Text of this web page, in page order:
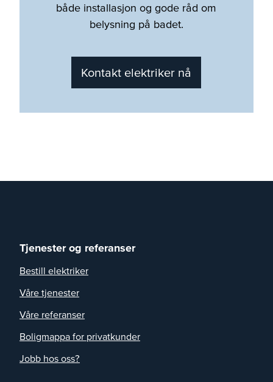
både installasjon og gode råd om
belysning på badet.
Kontakt elektriker nå
Tjenester og referanser
Bestill elektriker
Våre tjenester
Våre referanser
Boligmappa for privatkunder
Jobb hos oss?